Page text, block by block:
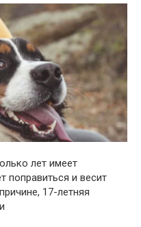
лет имеет
поправиться и весит
17-летняя